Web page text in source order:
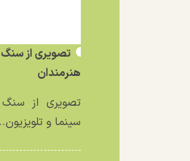
تصویری از سنگ
هنرمندان
تصویری از سنگ
سینما و